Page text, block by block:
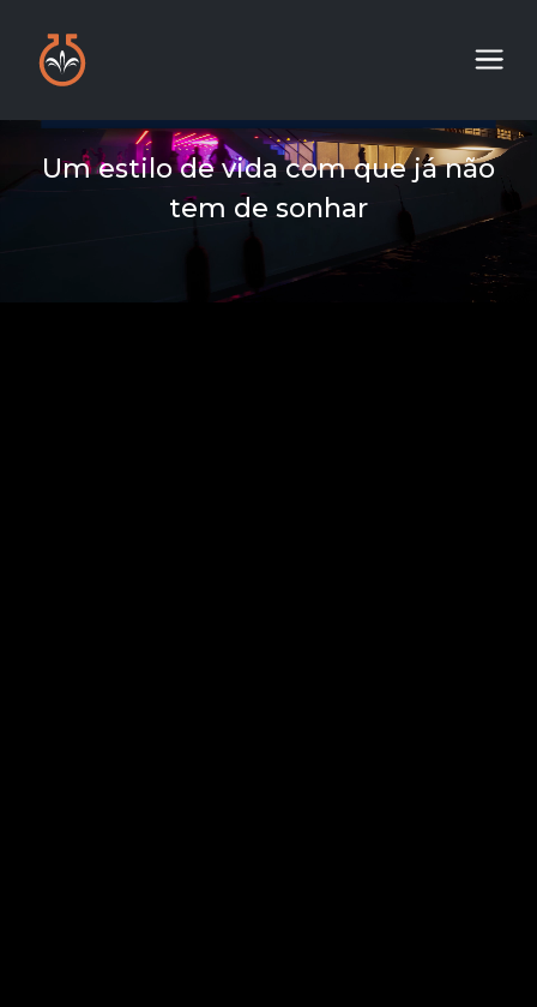
Um estilo de vida com que já não
tem de sonhar